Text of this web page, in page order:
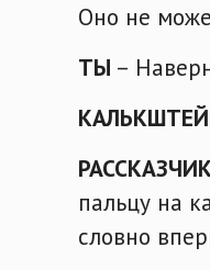
Оно не
ТЫ –
пальцу на
словно